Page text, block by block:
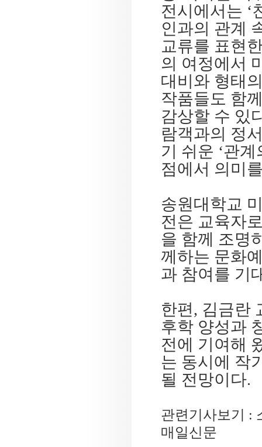
전시에서는 ‘
인과의 관계
교류를 표현
의 여정에서
대비와 형태
작품들도 함
감상할 수 있
람객과의 정
기 쉬운 ‘관계
점에서 의미
송원대학교
전은 교육자
을 함께 조명
께하는 문화
과 참여를 기
한편, 김금란
후학 양성과
전에 기여해
는 동시에 작
될 전망이다.
관련기사보기 :
매일신문